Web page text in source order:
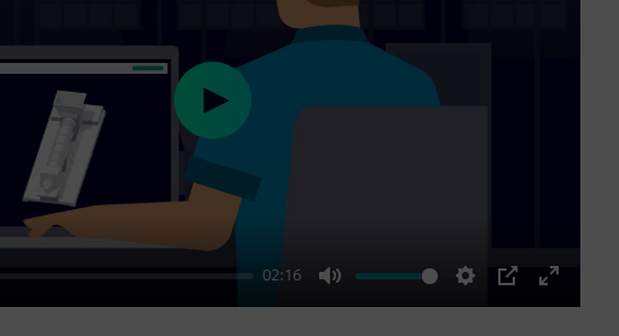
02:16
Mute Settings
PIP
Enter
Play